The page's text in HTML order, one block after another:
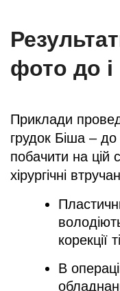
фото до і
Приклади
грудок Біша – до
побачити на цій
хірургічні
корекції
В